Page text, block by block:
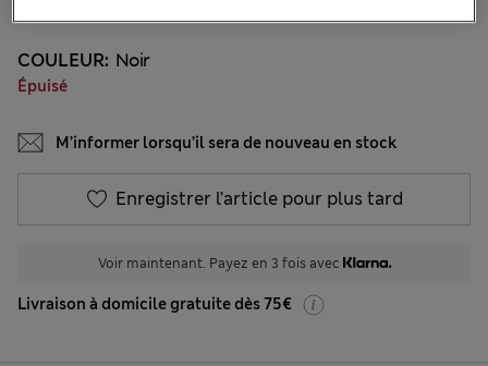
COULEUR: Noir
Épuisé
M’informer lorsqu’il sera de nouveau en stock
Enregistrer l’article pour plus tard
Voir maintenant. Payez en 3 fois avec
Livraison à domicile gratuite dès 75€